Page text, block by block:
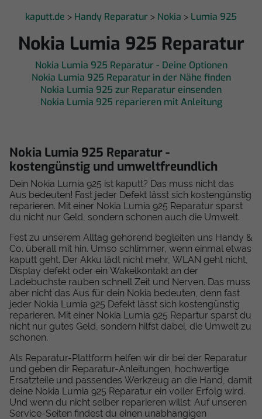
kaputt.de > Handy Reparatur > Nokia > Lumia 925
Nokia Lumia 925 Reparatur
Nokia Lumia 925 Reparatur - Deine Optionen
Nokia Lumia 925 Reparatur in der Nähe finden
Nokia Lumia 925 zur Reparatur einsenden
Nokia Lumia 925 reparieren mit Anleitung
Nokia Lumia 925 Reparatur -
kostengünstig und umweltfreundlich
Dein Nokia Lumia 925 ist kaputt? Das muss nicht das
Aus bedeuten! Fast jeder Defekt lässt sich kostengünstig
reparieren. Mit einer Nokia Lumia 925 Reparatur sparst
du nicht nur Geld, sondern schonen auch die Umwelt.
Fest zu unserem Alltag gehörend begleiten uns Handy &
Co. überall mit hin. Umso schlimmer, wenn einmal etwas
kaputt geht. Der Akku lädt nicht mehr, WLAN geht nicht,
Display defekt oder ein Wakelkontakt an der
Ladebuchste rauben schnell Zeit und Nerven. Das muss
aber nicht das Aus für dein Nokia bedeuten, denn fast
jeder Nokia Lumia 925 Defekt lässt sich kostengünstig
reparieren. Mit einer Nokia Lumia 925 Repartur sparst du
nicht nur gutes Geld, sondern hilfst dabei, die Umwelt zu
schonen.
Als Reparatur-Plattform helfen wir dir bei der Reparatur
und geben dir Reparatur-Anleitungen, hochwertige
Ersatzteile und passendes Werkzeug an die Hand, damit
deine Nokia Lumia 925 Reparatur ein voller Erfolg wird.
Und wenn du nicht selber reparieren willst: Auf unseren
Service-Seiten findest du einen unabhängigen